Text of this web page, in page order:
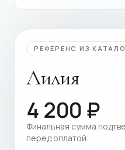
РЕФЕРЕНС ИЗ
Лилия
4 200 ₽
Финальная сумма
перед оплатой.